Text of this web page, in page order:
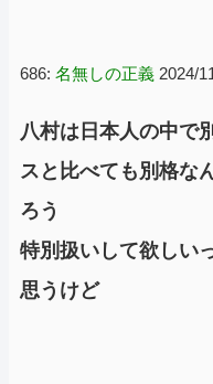
686: 名無しの正義 2024/
八村は日本人の中で
スと比べても別格な
ろう
特別扱いして欲しい
思うけど